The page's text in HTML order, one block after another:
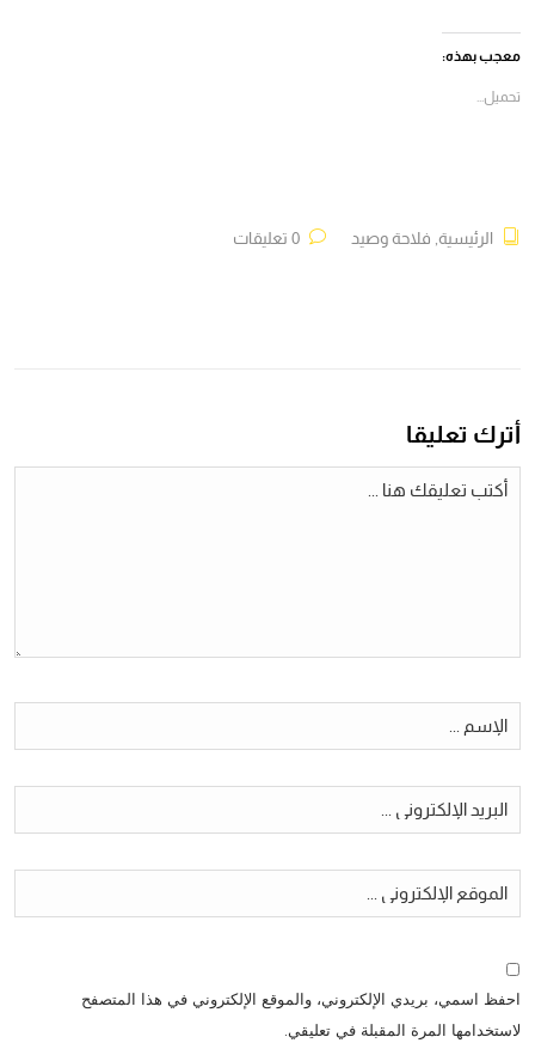
(فتح
في
نافذة
معجب بهذه:
تحميل...
الرئيسية, فلاحة وصيد
أترك تعليقا
احفظ اسمي، بريدي الإلكتروني، والموقع الإلكتروني في هذا المتصفح
لاستخدامها المرة المقبلة في تعليقي.